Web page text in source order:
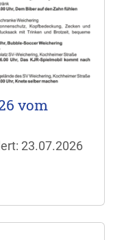
vom
23.07.2026